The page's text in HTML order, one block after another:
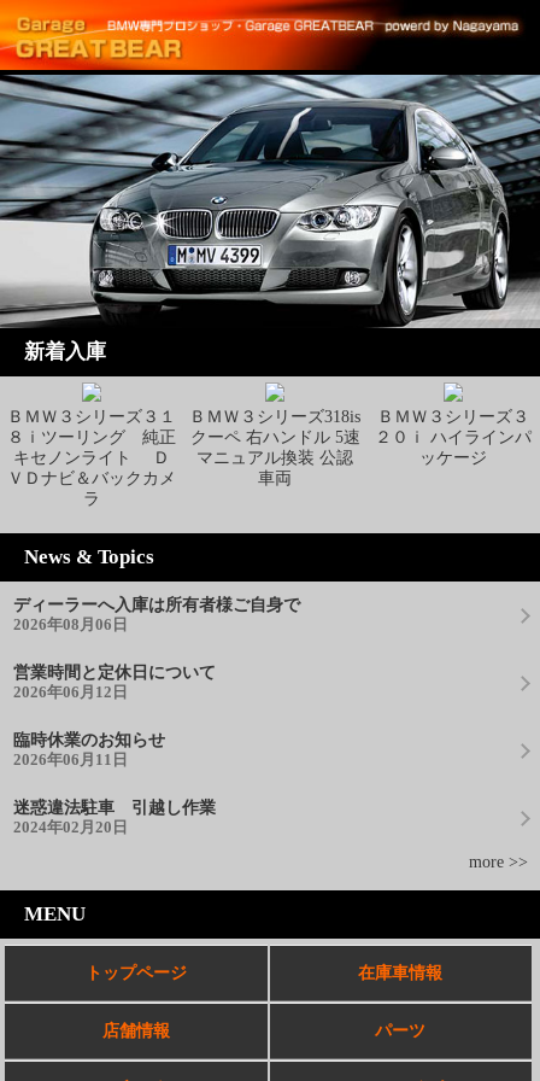
新着入庫
ＢＭＷ３シリーズ３１
８ｉツーリング 純正
キセノンライト Ｄ
ＶＤナビ＆バックカメ
ラ
ＢＭＷ３シリーズ318is
クーペ 右ハンドル 5速
マニュアル換装 公認
車両
ＢＭＷ３シリーズ３
２０ｉ ハイラインパ
ッケージ
News & Topics
ディーラーへ入庫は所有者様ご自身で
2026年08月06日
営業時間と定休日について
2026年06月12日
臨時休業のお知らせ
2026年06月11日
迷惑違法駐車 引越し作業
2024年02月20日
more >>
MENU
トップページ 在庫車情報
店舗情報 パーツ